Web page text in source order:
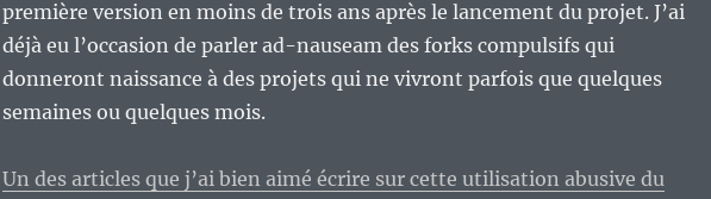
première version en moins de trois ans après le lancement du projet. J’ai
déjà eu l’occasion de parler ad-nauseam des forks compulsifs qui
donneront naissance à des projets qui ne vivront parfois que quelques
semaines ou quelques mois.
Un des articles que j’ai bien aimé écrire sur cette utilisation abusive du